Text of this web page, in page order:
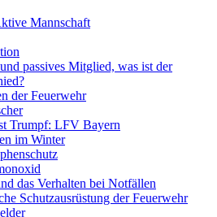
Mannschaft
passives Mitglied, was ist der
der Feuerwehr
Trumpf: LFV Bayern
im Winter
das Verhalten bei Notfällen
Schutzausrüstung der Feuerwehr